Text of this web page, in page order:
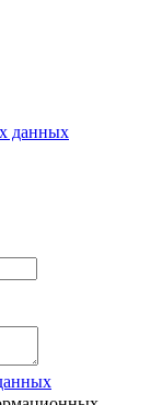
данных